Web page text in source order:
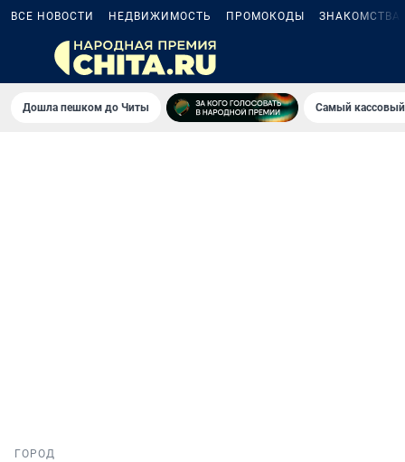
ВСЕ НОВОСТИ НЕДВИЖИМОСТЬ ПРОМОКОДЫ ЗНАКОМСТВА
Дошла пешком до Читы Самый
ГОРОД